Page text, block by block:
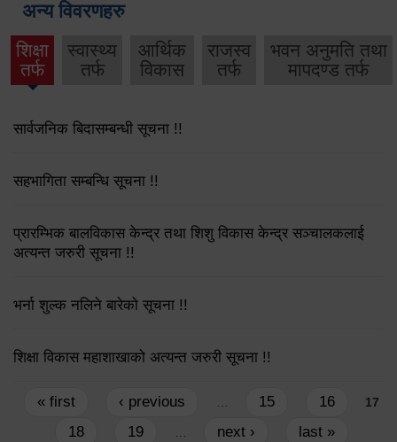
अन्य विवरणहरु
शिक्षा
तर्फ
स्वास्थ्य
तर्फ
आर्थिक
विकास
राजस्व
तर्फ
भवन अनुमति तथा
मापदण्ड तर्फ
सार्वजनिक बिदासम्बन्धी सूचना !!
सहभागिता सम्बन्धि सूचना !!
प्रारम्भिक बालविकास केन्द्र तथा शिशु विकास केन्द्र सञ्चालकलाई
अत्यन्त जरुरी सूचना !!
भर्ना शुल्क नलिने बारेको सूचना !!
शिक्षा विकास महाशाखाको अत्यन्त जरुरी सूचना !!
Pages
« first ‹ previous 15 16 17
18 19 next › last »